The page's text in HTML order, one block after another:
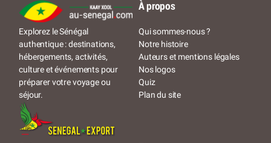
Explorez le Sénégal
authentique : destinations,
hébergements, activités,
culture et événements pour
préparer votre voyage ou
séjour.
À propos
Qui sommes-nous ?
Notre histoire
Auteurs et mentions légales
Nos logos
Quiz
Plan du site